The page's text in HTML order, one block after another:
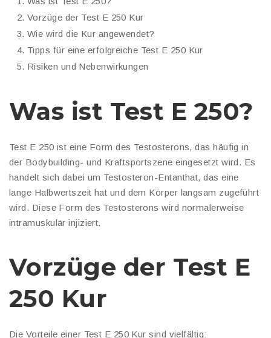
Vorzüge der Test E 250 Kur
Wie wird die Kur angewendet?
Tipps für eine erfolgreiche Test E 250 Kur
Risiken und Nebenwirkungen
Was ist Test E 250?
Test E 250 ist eine Form des Testosterons, das häufig in
der Bodybuilding- und Kraftsportszene eingesetzt wird. Es
handelt sich dabei um Testosteron-Entanthat, das eine
lange Halbwertszeit hat und dem Körper langsam zugeführt
wird. Diese Form des Testosterons wird normalerweise
intramuskulär injiziert.
Vorzüge der Test E
250 Kur
Die Vorteile einer Test E 250 Kur sind vielfältig: